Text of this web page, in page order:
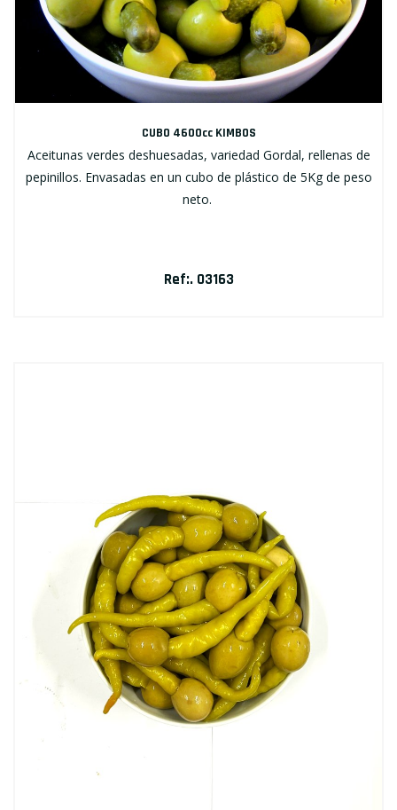
CUBO 4600cc KIMBOS
Aceitunas verdes deshuesadas, variedad Gordal, rellenas de
pepinillos. Envasadas en un cubo de plástico de 5Kg de peso
neto.
Ref:. 03163